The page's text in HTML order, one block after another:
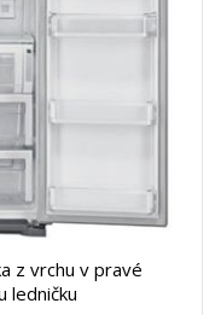
z vrchu v pravé
ledničku